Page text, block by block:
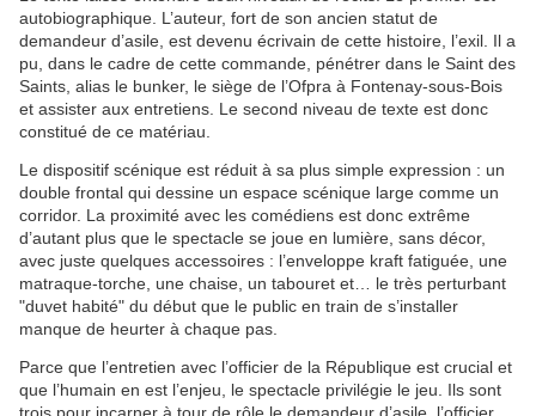
autobiographique. L’auteur, fort de son ancien statut de
demandeur d’asile, est devenu écrivain de cette histoire, l’exil. Il a
pu, dans le cadre de cette commande, pénétrer dans le Saint des
Saints, alias le bunker, le siège de l’Ofpra à Fontenay-sous-Bois
et assister aux entretiens. Le second niveau de texte est donc
constitué de ce matériau.
Le dispositif scénique est réduit à sa plus simple expression : un
double frontal qui dessine un espace scénique large comme un
corridor. La proximité avec les comédiens est donc extrême
d’autant plus que le spectacle se joue en lumière, sans décor,
avec juste quelques accessoires : l’enveloppe kraft fatiguée, une
matraque-torche, une chaise, un tabouret et… le très perturbant
"duvet habité" du début que le public en train de s’installer
manque de heurter à chaque pas.
Parce que l’entretien avec l’officier de la République est crucial et
que l’humain en est l’enjeu, le spectacle privilégie le jeu. Ils sont